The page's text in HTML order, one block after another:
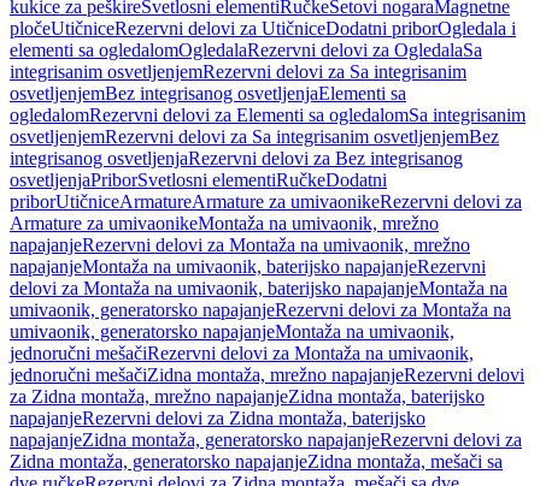
kukice za peškireSvetlosni elementiRučkeSetovi nogaraMagnetne
pločeUtičniceRezervni delovi za UtičniceDodatni priborOgledala i
elementi sa ogledalomOgledalaRezervni delovi za OgledalaSa
integrisanim osvetljenjemRezervni delovi za Sa integrisanim
osvetljenjemBez integrisanog osvetljenjaElementi sa
ogledalomRezervni delovi za Elementi sa ogledalomSa integrisanim
osvetljenjemRezervni delovi za Sa integrisanim osvetljenjemBez
integrisanog osvetljenjaRezervni delovi za Bez integrisanog
osvetljenjaPriborSvetlosni elementiRučkeDodatni
priborUtičniceArmatureArmature za umivaonikeRezervni delovi za
Armature za umivaonikeMontaža na umivaonik, mrežno
napajanjeRezervni delovi za Montaža na umivaonik, mrežno
napajanjeMontaža na umivaonik, baterijsko napajanjeRezervni
delovi za Montaža na umivaonik, baterijsko napajanjeMontaža na
umivaonik, generatorsko napajanjeRezervni delovi za Montaža na
umivaonik, generatorsko napajanjeMontaža na umivaonik,
jednoručni mešačiRezervni delovi za Montaža na umivaonik,
jednoručni mešačiZidna montaža, mrežno napajanjeRezervni delovi
za Zidna montaža, mrežno napajanjeZidna montaža, baterijsko
napajanjeRezervni delovi za Zidna montaža, baterijsko
napajanjeZidna montaža, generatorsko napajanjeRezervni delovi za
Zidna montaža, generatorsko napajanjeZidna montaža, mešači sa